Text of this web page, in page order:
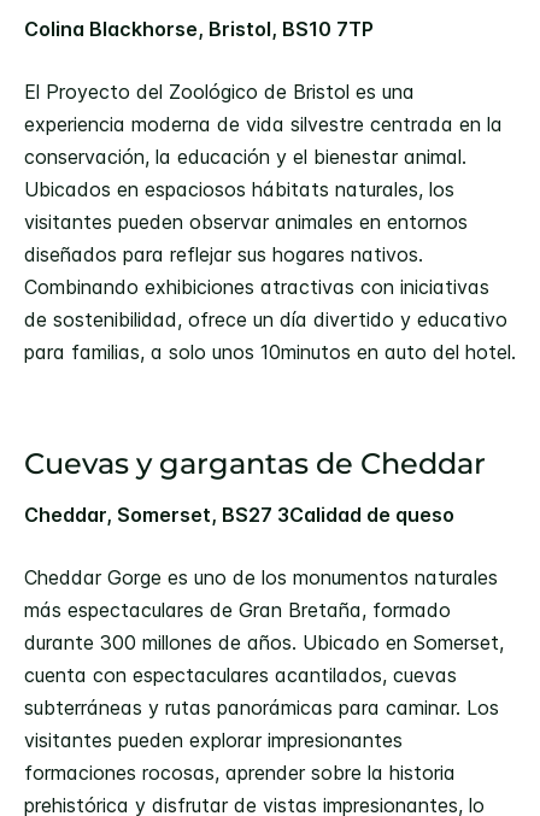
Colina Blackhorse, Bristol, BS10 7TP
El Proyecto del Zoológico de Bristol es una
experiencia moderna de vida silvestre centrada en la
conservación, la educación y el bienestar animal.
Ubicados en espaciosos hábitats naturales, los
visitantes pueden observar animales en entornos
diseñados para reflejar sus hogares nativos.
Combinando exhibiciones atractivas con iniciativas
de sostenibilidad, ofrece un día divertido y educativo
para familias, a solo unos 10minutos en auto del hotel.
Cuevas y gargantas de Cheddar
Cheddar, Somerset, BS27 3Calidad de queso
Cheddar Gorge es uno de los monumentos naturales
más espectaculares de Gran Bretaña, formado
durante 300 millones de años. Ubicado en Somerset,
cuenta con espectaculares acantilados, cuevas
subterráneas y rutas panorámicas para caminar. Los
visitantes pueden explorar impresionantes
formaciones rocosas, aprender sobre la historia
prehistórica y disfrutar de vistas impresionantes, lo